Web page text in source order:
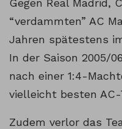
Gegen Real Madrid,
“verdammten” AC
Jahren spätestens
In der Saison 2005/
nach einer 1:4-
vielleicht besten AC-
Zudem verlor das